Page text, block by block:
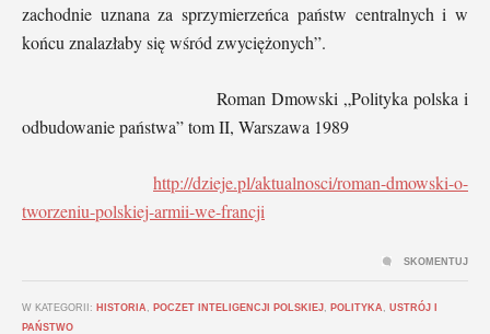
zachodnie uznana za sprzymierzeńca państw centralnych i w
końcu znalazłaby się wśród zwyciężonych”.
Roman Dmowski „Polityka polska i
odbudowanie państwa” tom II, Warszawa 1989
http://dzieje.pl/aktualnosci/roman-dmowski-o-
tworzeniu-polskiej-armii-we-francji
W KATEGORII: HISTORIA POCZET INTELIGENCJI POLSKIEJ POLITYKA
USTRÓJ I
PAŃSTWO
SKOMENTUJ